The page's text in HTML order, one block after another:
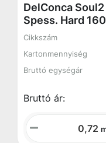
DelConca
Spess. Hard
Cikkszám
Kartonmennyiség
Bruttó egységár
Bruttó ár: